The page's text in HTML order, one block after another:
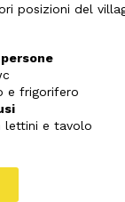
posizioni del
e frigorifero
e tavolo